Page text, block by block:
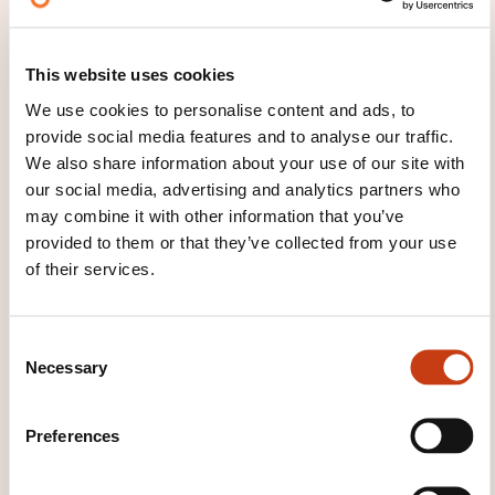
This website uses cookies
We use cookies to personalise content and ads, to
provide social media features and to analyse our traffic.
We also share information about your use of our site with
our social media, advertising and analytics partners who
may combine it with other information that you’ve
provided to them or that they’ve collected from your use
of their services.
Necessary
Preferences
See details
01.10.2026
02.10.2026
A distance